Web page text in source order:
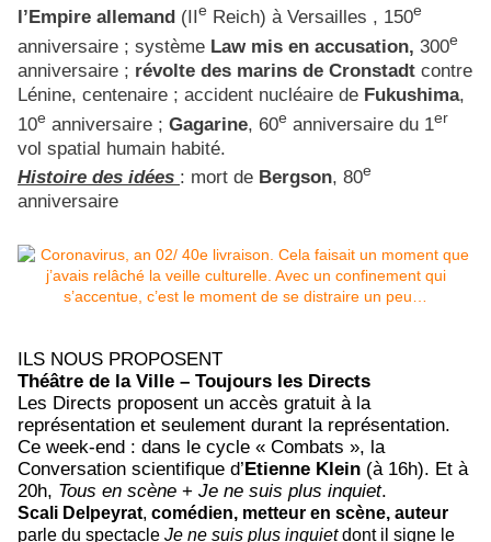
l’Empire allemand (IIe Reich) à Versailles , 150e
anniversaire ; système Law mis en accusation, 300e
anniversaire ; révolte des marins de Cronstadt contre
Lénine, centenaire ; accident nucléaire de Fukushima,
10e anniversaire ; Gagarine, 60e anniversaire du 1er
vol spatial humain habité.
Histoire des idées : mort de Bergson, 80e
anniversaire
ILS NOUS PROPOSENT
Théâtre de la Ville – Toujours les Directs
Les Directs proposent un accès gratuit à la
représentation et seulement durant la représentation.
Ce week-end : dans le cycle « Combats », la
Conversation scientifique d’Etienne Klein (à 16h). Et à
20h, Tous en scène + Je ne suis plus inquiet.
Scali Delpeyrat, comédien, metteur en scène, auteur
parle du spectacle Je ne suis plus inquietdont il signe le